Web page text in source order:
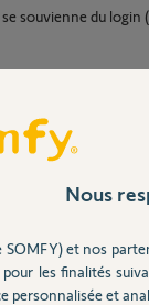
souvienne du login
Participer
Nous
SOMFY) et nos
les finalités
personnalisée et